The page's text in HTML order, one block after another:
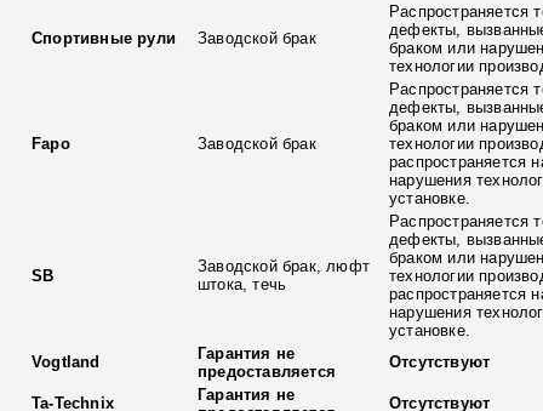
Спортивные рули Заводской брак
Распространяется
дефекты,
браком или
технологии
Fapo Заводской брак
Распространяется
дефекты,
браком или
технологии
распространяется
нарушения
установке.
SB
Заводской брак, люфт
штока, течь
Распространяется
дефекты,
браком или
технологии
распространяется
нарушения
установке.
Vogtland
Гарантия не
предоставляется
Отсутствуют
Ta-Technix
Гарантия не
Отсутствуют